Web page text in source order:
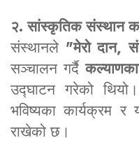
२. सांस्कृतिक संस्थान
संस्थानले "मेरो दान,
सञ्चालन गर्दै
उद्घाटन गरेको
भविष्यका कार्यक्रम र
राखेको छ।